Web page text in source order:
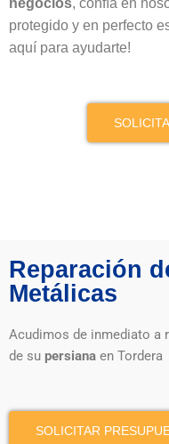
negocios, confía en
protegido y en perfecto
aquí para ayudarte!
Reparación
Metálicas
Acudimos de inmediato a
de su persiana en Tordera
SOLICITAR